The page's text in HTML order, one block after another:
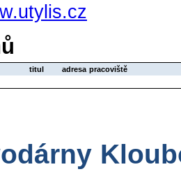
titul
adresa pracoviště